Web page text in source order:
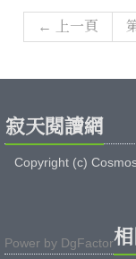
← 上一頁
寂天閱讀網
Copyright (c)
Power by DgFactor